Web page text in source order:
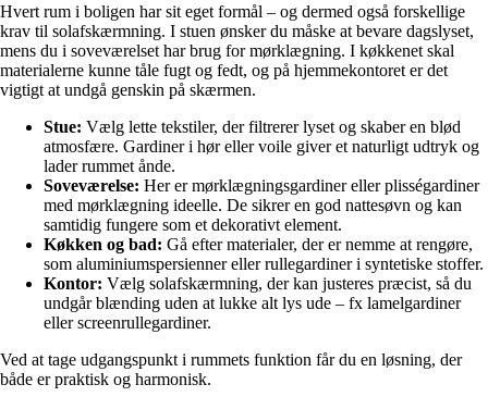
Hvert rum i boligen har sit eget formål – og dermed også forskellige
krav til solafskærmning. I stuen ønsker du måske at bevare dagslyset,
mens du i soveværelset har brug for mørklægning. I køkkenet skal
materialerne kunne tåle fugt og fedt, og på hjemmekontoret er det
vigtigt at undgå genskin på skærmen.
Stue: Vælg lette tekstiler, der filtrerer lyset og skaber en blød
atmosfære. Gardiner i hør eller voile giver et naturligt udtryk og
lader rummet ånde.
Soveværelse: Her er mørklægningsgardiner eller plisségardiner
med mørklægning ideelle. De sikrer en god nattesøvn og kan
samtidig fungere som et dekorativt element.
Køkken og bad: Gå efter materialer, der er nemme at rengøre,
som aluminiumspersienner eller rullegardiner i syntetiske stoffer.
Kontor: Vælg solafskærmning, der kan justeres præcist, så du
undgår blænding uden at lukke alt lys ude – fx lamelgardiner
eller screenrullegardiner.
Ved at tage udgangspunkt i rummets funktion får du en løsning, der
både er praktisk og harmonisk.